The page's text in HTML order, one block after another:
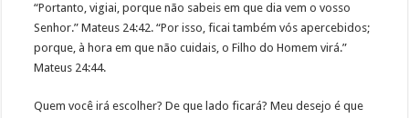
“Portanto, vigiai, porque não sabeis em que dia vem o vosso
Senhor.” Mateus 24:42. “Por isso, ficai também vós apercebidos;
porque, à hora em que não cuidais, o Filho do Homem virá.”
Mateus 24:44.
Quem você irá escolher? De que lado ficará? Meu desejo é que